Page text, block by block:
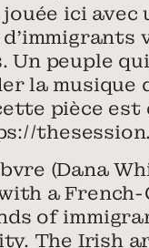
ici
Un peuple
la
pièce est
(Dana
a
of
The Irish